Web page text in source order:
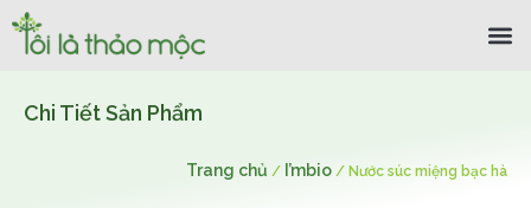
Chi Tiết Sản Phẩm
Trang chủ / I’mbio / Nước súc miệng bạc hà